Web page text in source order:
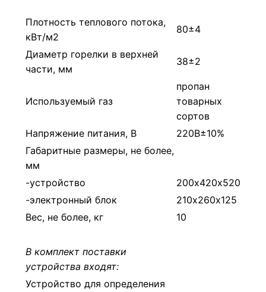
Плотность теплового потока,
кВт/м2
80±4
Диаметр горелки в верхней
части, мм
38±2
Используемый газ
пропан
товарных
сортов
Напряжение питания, В
220В±10%
Габаритные размеры, не более,
мм
-устройство
200х420х520
-электронный блок
210х260х125
Вес, не более, кг
10
В комплект поставки
устройства входят:
Устройство для определения